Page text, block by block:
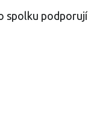
spolku podporují